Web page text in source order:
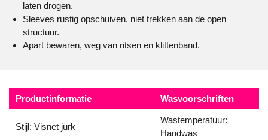
laten drogen.
Sleeves rustig opschuiven, niet trekken aan de open
structuur.
Apart bewaren, weg van ritsen en klittenband.
Productinformatie Wasvoorschriften
Stijl: Visnet jurk
Wastemperatuur:
Handwas